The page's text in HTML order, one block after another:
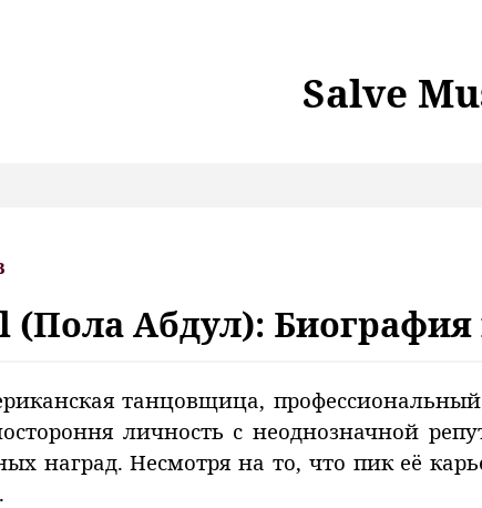
Salve
(Пола Абдул):
танцовщица,
личность с неоднозначной
наград. Несмотря на то, что пик её